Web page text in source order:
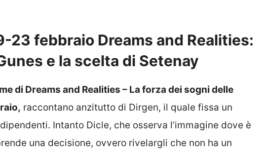
23 febbraio Dreams and Realities:
e la scelta di Setenay
di Dreams and Realities – La forza dei sogni delle
raccontano anzitutto di Dirgen, il quale fissa un
Intanto Dicle, che osserva l’immagine dove è
una decisione, ovvero rivelargli che non ha un